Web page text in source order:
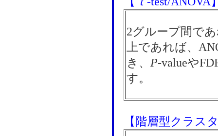
2グループ間で
上であれば、
き、 P-valueや
す。
【階層型クラス